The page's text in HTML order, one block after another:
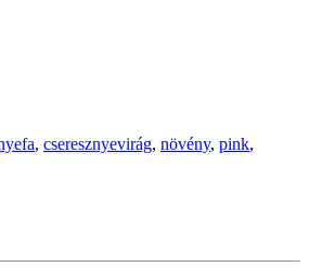
, cseresznyevirág, növény, pink,